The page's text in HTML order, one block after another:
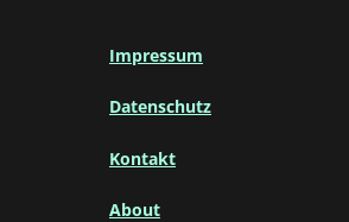
Impressum
Datenschutz
Kontakt
About